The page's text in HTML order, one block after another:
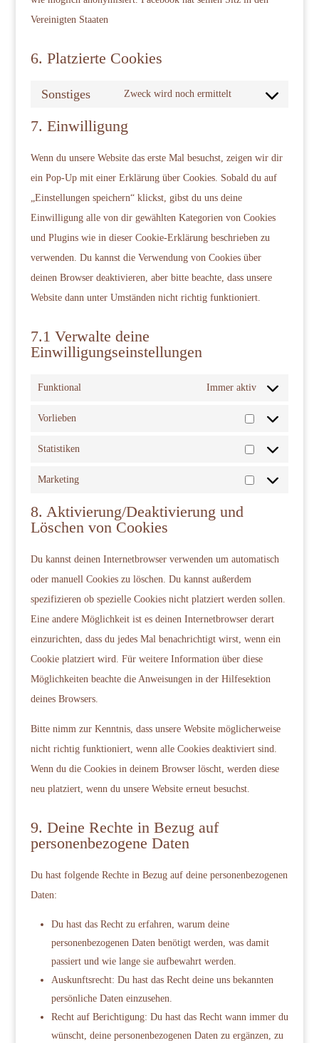
Vereinigten Staaten
6. Platzierte Cookies
Sonstiges
Zweck wird noch ermittelt
Consent
sonstiges
7. Einwilligung
Wenn du unsere Website das erste Mal besuchst, zeigen wir dir
ein Pop-Up mit einer Erklärung über Cookies. Sobald du auf
„Einstellungen speichern“ klickst, gibst du uns deine
Einwilligung alle von dir gewählten Kategorien von Cookies
und Plugins wie in dieser Cookie-Erklärung beschrieben zu
verwenden. Du kannst die Verwendung von Cookies über
deinen Browser deaktivieren, aber bitte beachte, dass unsere
Website dann unter Umständen nicht richtig funktioniert.
7.1 Verwalte deine
Einwilligungseinstellungen
Funktional Immer aktiv
Vorlieben
Statistiken
Marketing
8. Aktivierung/Deaktivierung und
Löschen von Cookies
Du kannst deinen Internetbrowser verwenden um automatisch
oder manuell Cookies zu löschen. Du kannst außerdem
spezifizieren ob spezielle Cookies nicht platziert werden sollen.
Eine andere Möglichkeit ist es deinen Internetbrowser derart
einzurichten, dass du jedes Mal benachrichtigt wirst, wenn ein
Cookie platziert wird. Für weitere Information über diese
Möglichkeiten beachte die Anweisungen in der Hilfesektion
deines Browsers.
Bitte nimm zur Kenntnis, dass unsere Website möglicherweise
nicht richtig funktioniert, wenn alle Cookies deaktiviert sind.
Wenn du die Cookies in deinem Browser löscht, werden diese
neu platziert, wenn du unsere Website erneut besuchst.
9. Deine Rechte in Bezug auf
personenbezogene Daten
Du hast folgende Rechte in Bezug auf deine personenbezogenen
Daten:
Du hast das Recht zu erfahren, warum deine
personenbezogenen Daten benötigt werden, was damit
passiert und wie lange sie aufbewahrt werden.
Auskunftsrecht: Du hast das Recht deine uns bekannten
persönliche Daten einzusehen.
Recht auf Berichtigung: Du hast das Recht wann immer du
wünscht, deine personenbezogenen Daten zu ergänzen, zu